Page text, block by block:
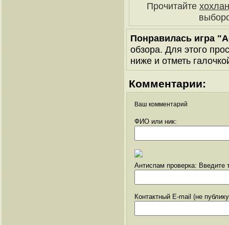
Прочитайте
Понравилась игра
обзора. Для этого
ниже и отметь
Комментарии:
Ваш комментарий
ФИО или ник:
Антиспам проверка: Введите
Контактный E-mail (не